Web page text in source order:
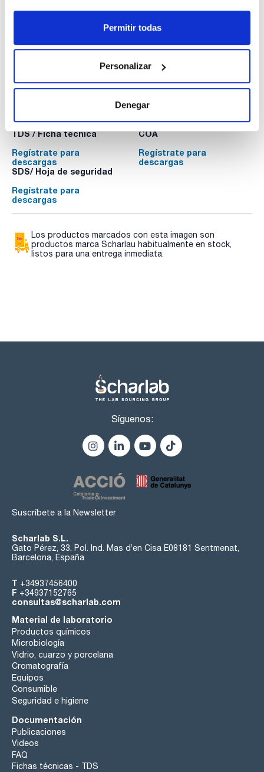
Permitir todas
Personalizar
Denegar
Documentación técnica
TDS / Ficha técnica
Regístrate para
descargas
COA
Regístrate para
descargas
SDS/ Hoja de seguridad
Regístrate para
descargas
Los productos marcados con esta imagen son
productos marca Scharlau habitualmente en stock,
listos para una entrega inmediata.
Síguenos:
Suscríbete a la Newsletter
Scharlab S.L.
Gato Pérez, 33. Pol. Ind. Mas d’en Cisa E08181 Sentmenat,
Barcelona, España
T +34937456400
F +34937152765
consultas@scharlab.com
Material de laboratorio
Productos químicos
Microbiología
Vidrio, cuarzo y porcelana
Cromatografía
Equipos
Consumible
Seguridad e higiene
Documentación
Publicaciones
Videos
FAQ
Fichas técnicas - TDS